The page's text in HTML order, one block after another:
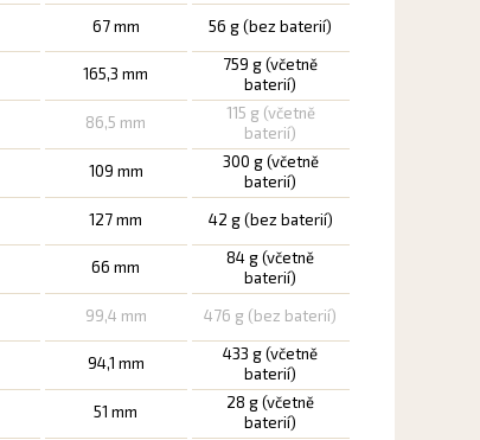
67 mm 56 g (bez baterií)
165,3 mm
759 g (včetně
baterií)
86,5 mm
115 g (včetně
baterií)
109 mm
300 g (včetně
baterií)
127 mm
42 g (bez baterií)
66 mm
84 g (včetně
baterií)
99,4 mm 476 g (bez baterií)
94,1 mm
433 g (včetně
baterií)
51 mm
28 g (včetně
baterií)